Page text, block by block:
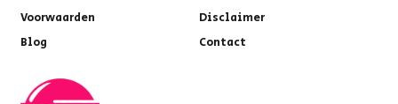
Voorwaarden
Disclaimer
Blog
Contact